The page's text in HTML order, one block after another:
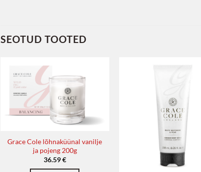
SEOTUD TOOTED
Grace Cole lõhnaküünal vanilje
ja pojeng 200g
36.59€